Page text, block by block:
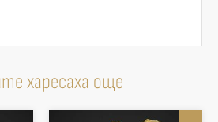
харесаха още